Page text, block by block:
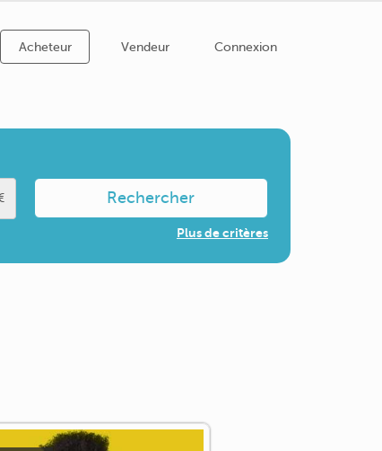
Acheteur Vendeur Connexion
Rechercher
Plus de critères